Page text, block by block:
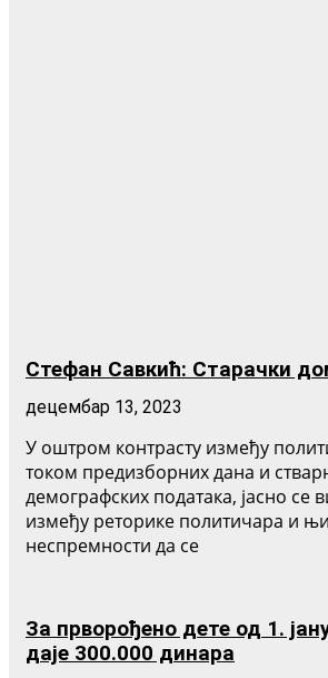
Стефан Савкић: Старачки
децембар 13, 2023
У оштром контрасту између
током предизборних дана и
демографских података, јасно се
између реторике политичара и
неспремности да се
За прворођено дете од 1.
даје 300.000 динара